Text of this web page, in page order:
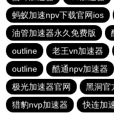
蚂蚁加速npv下载官网ios
油管加速器永久免费版
outline
老王vn加速器
outline
酷通npv加速器
极光加速器官网
黑洞官
猎豹nvp加速器
快连加